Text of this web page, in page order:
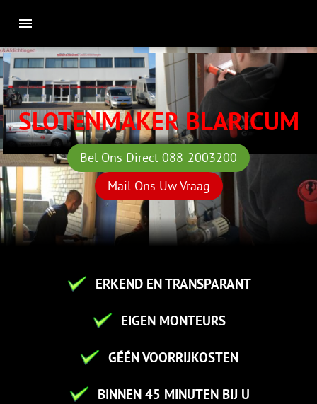
SLOTENMAKER BLARICUM
Bel Ons Direct 088-2003200
Mail Ons Uw Vraag
ERKEND EN TRANSPARANT
EIGEN MONTEURS
GÉÉN VOORRIJKOSTEN
BINNEN 45 MINUTEN BIJ U